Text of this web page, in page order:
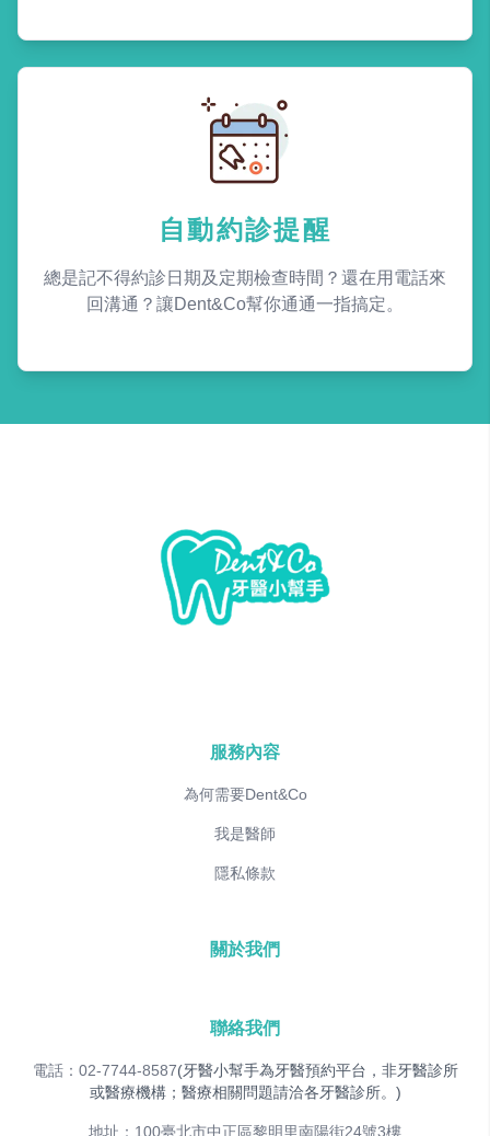
自動約診提醒
總是記不得約診日期及定期檢查時間？還在用電話來
回溝通？讓Dent&Co幫你通通一指搞定。
服務內容
為何需要Dent&Co
我是醫師
隱私條款
關於我們
聯絡我們
電話：02-7744-8587(牙醫小幫手為牙醫預約平台，非牙醫診所
或醫療機構；醫療相關問題請洽各牙醫診所。)
地址：100臺北市中正區黎明里南陽街24號3樓